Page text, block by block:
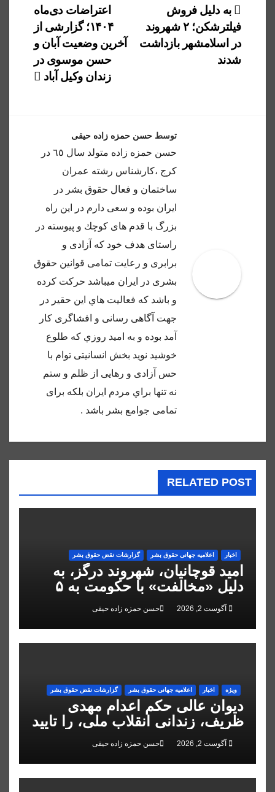
راهبری
نوشته
اعتراضات دی‌‌ماه
۱۴۰۴؛ گزارشی از
آخرین وضعیت آبان و
حسن موسوی در
زندان وکیل آباد
به دلیل فروش
فیلترشکن؛ ۲ شهروند
در اسلامشهر بازداشت
شدند
توسط حسن حمزه زاده حیقی
حسن حمزه زاده متولد سال ٦٥ در
كرج ،كارشناس رشته عمران
ساختمان و فعال حقوق بشر در
ايران بوده و سعى دارم در اين راه
بزرگ با قدم هاى كوچك و پيوسته در
راستاى هدف خود كه آزادى و
برابرى و رعايت تمامى قوانين حقوق
بشرى در ايران ميباشد حركت كرده
و باشد كه فعاليت هاي اين حقير در
جهت آگاهى رسانى و افشاگرى كار
آمد بوده و به اميد روزي كه طلوع
خوشيد نويد بخش انسانيتى توام با
حس آزادى و رهايى از ظلم و ستم
نه تنها براي مردم ايران بلكه براى
تمامى جوامع بشر باشد .
RELATED POST
اخبار اعلاميه جهانی حقوق بشر گزارشات نقض حقوق بشر
امید قوچانیان، شهروند درگز، به
دلیل «مخالفت» با حکومت به ۵
سال زندان محکوم شد
آگوست 2, 2026 حسن حمزه زاده حیقی
ویژه اخبار اعلاميه جهانی حقوق بشر گزارشات نقض حقوق بشر
دیوان عالی حکم اعدام مهدی
ظریف، زندانی انقلاب ملی، را تایید
کردآگوست 2, 2026 حسن حمزه زاده حیقی